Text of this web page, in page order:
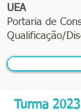
UEA
Portaria de
Qualificação/
Turma 2023